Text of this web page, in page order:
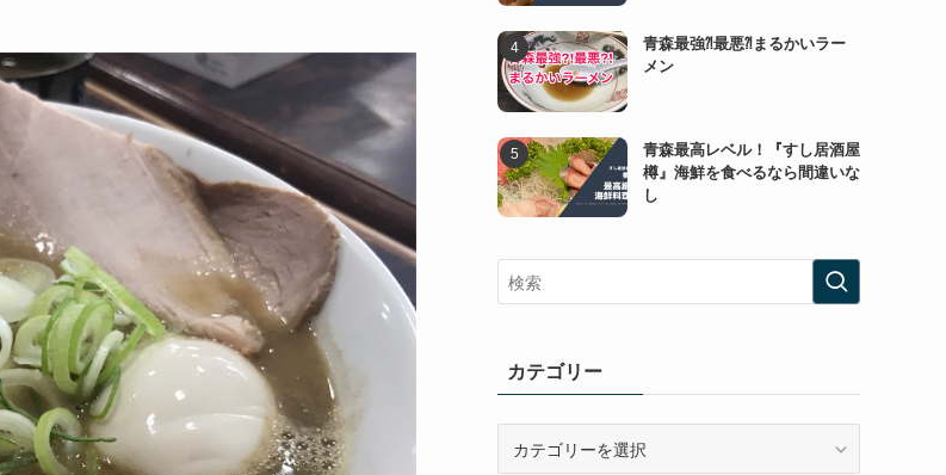
青森最強⁈最悪⁈まるかいラー
メン
青森最高レベル！『すし居酒屋
樽』海鮮を食べるなら間違いな
し
カテゴリー